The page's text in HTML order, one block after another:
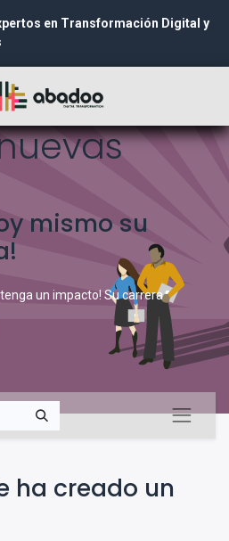
en Transformación Digital y
mismo su
un impacto! Su carrera
ha creado un